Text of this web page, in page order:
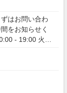
はお問い合わ
をお知らせく
- 19:00 火木: